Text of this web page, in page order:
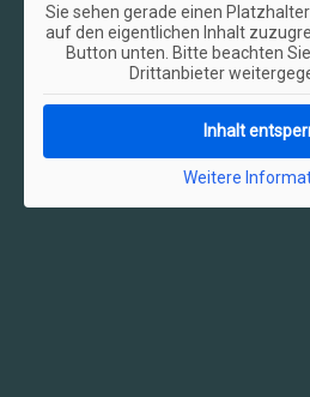
Sie sehen gerade einen
auf den eigentlichen Inhalt
Button unten. Bitte beachten
Drittanbieter
Inhalt
Weitere